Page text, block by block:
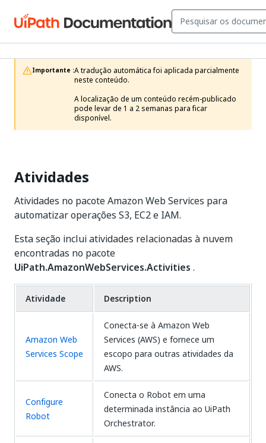
Importante :A tradução automática foi aplicada parcialmente
neste conteúdo.
A localização de um conteúdo recém-publicado
pode levar de 1 a 2 semanas para ficar
disponível.
Atividades
Atividades no pacote Amazon Web Services para
automatizar operações S3, EC2 e IAM.
Esta seção inclui atividades relacionadas à nuvem
encontradas no pacote
UiPath.AmazonWebServices.Activities .
Atividade Description
Amazon Web
Services Scope
Conecta-se à Amazon Web
Services (AWS) e fornece um
escopo para outras atividades da
AWS.
Configure
Robot
Conecta o Robot em uma
determinada instância ao UiPath
Orchestrator.